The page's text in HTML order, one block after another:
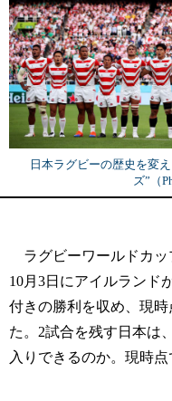
日本ラグビーの歴史を変
ズ”（
ラグビーワールドカッ
10月3日にアイルランド
付きの勝利を収め、現
た。2試合を残す日本は
入りできるのか。現時点